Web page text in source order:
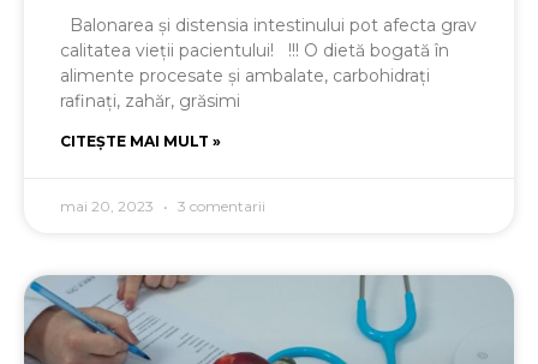
Balonarea şi distensia intestinului pot afecta grav
calitatea vieţii pacientului! !!! O dietă bogată în
alimente procesate şi ambalate, carbohidraţi
rafinaţi, zahăr, grăsimi
CITEȘTE MAI MULT »
mai 20, 2023 3 comentarii